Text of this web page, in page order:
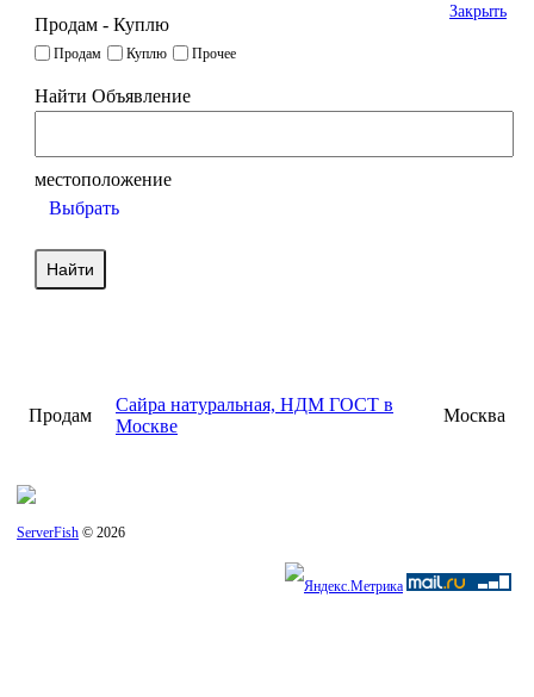
Закрыть
Продам - Куплю
Продам Куплю Прочее
Найти Объявление
местоположение
Выбрать
Продам
Сайра натуральная, НДМ ГОСТ в
Москве
Москва
ServerFish © 2026